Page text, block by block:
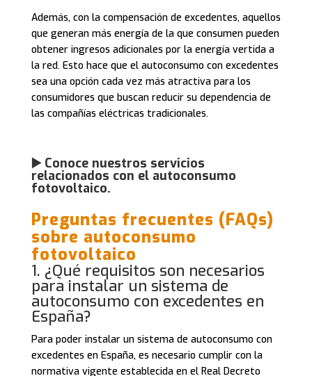
Además, con la compensación de excedentes, aquellos
que generan más energía de la que consumen pueden
obtener ingresos adicionales por la energía vertida a
la red. Esto hace que el autoconsumo con excedentes
sea una opción cada vez más atractiva para los
consumidores que buscan reducir su dependencia de
las compañías eléctricas tradicionales.
▶️ Conoce nuestros servicios
relacionados con el autoconsumo
fotovoltaico.
Preguntas frecuentes (FAQs)
sobre autoconsumo
fotovoltaico
1. ¿Qué requisitos son necesarios
para instalar un sistema de
autoconsumo con excedentes en
España?
Para poder instalar un sistema de autoconsumo con
excedentes en España, es necesario cumplir con la
normativa vigente establecida en el Real Decreto